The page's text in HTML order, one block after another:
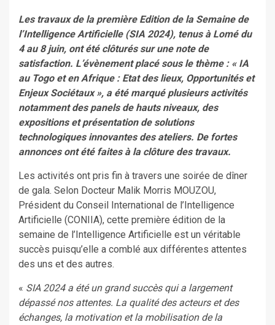
Les travaux de la première Edition de la Semaine de
l’Intelligence Artificielle (SIA 2024), tenus à Lomé du
4 au 8 juin, ont été clôturés sur une note de
satisfaction. L’évènement placé sous le thème : « IA
au Togo et en Afrique : Etat des lieux, Opportunités et
Enjeux Sociétaux », a été marqué plusieurs activités
notamment des panels de hauts niveaux, des
expositions et présentation de solutions
technologiques innovantes des ateliers. De fortes
annonces ont été faites à la clôture des travaux.
Les activités ont pris fin à travers une soirée de dîner
de gala. Selon Docteur Malik Morris MOUZOU,
Président du Conseil International de l’Intelligence
Artificielle (CONIIA), cette première édition de la
semaine de l’Intelligence Artificielle est un véritable
succès puisqu’elle a comblé aux différentes attentes
des uns et des autres.
« SIA 2024 a été un grand succès qui a largement
dépassé nos attentes. La qualité des acteurs et des
échanges, la motivation et la mobilisation de la